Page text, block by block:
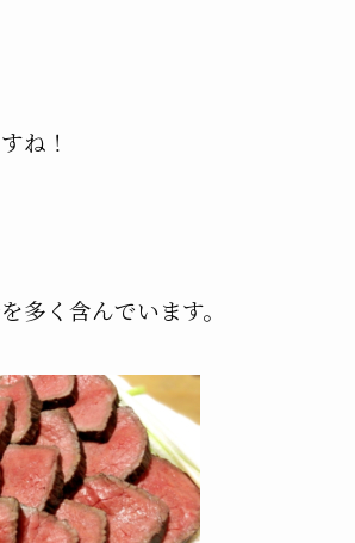
ね！
多く含んでいます。